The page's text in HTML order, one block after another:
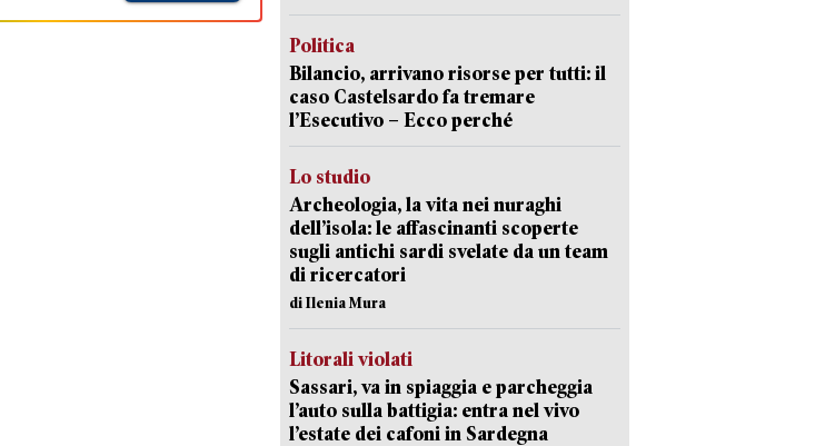
Politica
Bilancio, arrivano risorse per tutti: il
caso Castelsardo fa tremare
l’Esecutivo – Ecco perché
Lo studio
Archeologia, la vita nei nuraghi
dell’isola: le affascinanti scoperte
sugli antichi sardi svelate da un team
di ricercatori
di Ilenia Mura
Litorali violati
Sassari, va in spiaggia e parcheggia
l’auto sulla battigia: entra nel vivo
l’estate dei cafoni in Sardegna